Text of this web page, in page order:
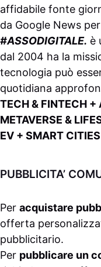
affidabile fonte
da Google News
#ASSODIGITALE. è
dal 2004 ha la
tecnologia può
quotidiana
TECH & FINTECH +
METAVERSE &
EV + SMART
PUBBLICITA’
Per acquistare
offerta
pubblicitario.
Per pubblicare un